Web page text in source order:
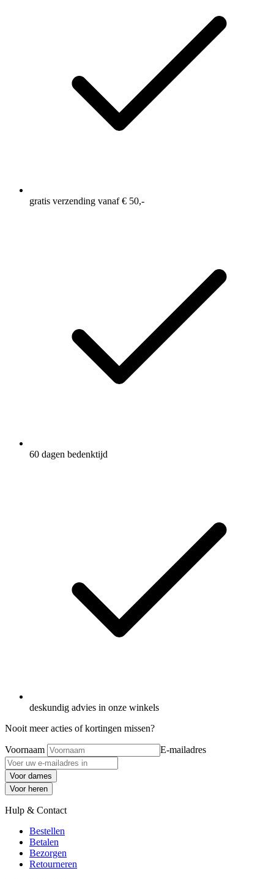
gratis verzending vanaf € 50,-
60 dagen bedenktijd
deskundig advies in onze winkels
Nooit meer acties of kortingen missen?
Voornaam E-mailadres
Voor dames
Voor heren
Hulp & Contact
Bestellen
Betalen
Bezorgen
Retourneren